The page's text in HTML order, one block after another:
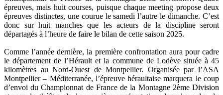
épreuves, mais huit courses, puisque chaque meeting propose deux
épreuves distinctes, une courue le samedi l’autre le dimanche. C’est
donc sur huit manches que les acteurs de la discipline seront
départagés à l’heure de faire le bilan de cette saison 2025.
Comme l’année dernière, la première confrontation aura pour cadre
le département de l’Hérault et la commune de Lodève située à 45
kilomètres au Nord-Ouest de Montpellier. Organisée par l’ASA
Montpellier – Méditerranée, l’épreuve héraultaise marquera le coup
d’envoi du Championnat de France de la Montagne 2ème Division